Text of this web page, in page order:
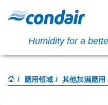
Humidity for a
應用領域 其他加濕應用